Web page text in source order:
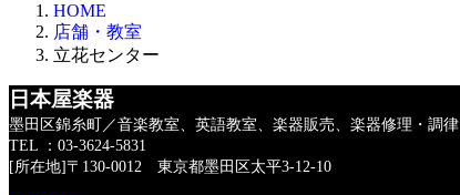
HOME
店舗・教室
立花センター
日本屋楽器
墨田区錦糸町／音楽教室、英語教室、楽器販売、楽器修理・調律
TEL ：03-3624-5831
[所在地]〒130-0012 東京都墨田区太平3-12-10